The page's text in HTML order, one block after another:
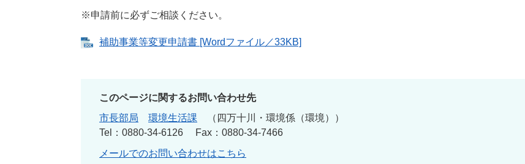
※申請前に必ずご相談ください。
補助事業等変更申請書 [Wordファイル／33KB]
このページに関するお問い合わせ先
市長部局
環境生活課
四万十川・環境係（環境）
Tel：0880-34-6126
Fax：0880-34-7466
メールでのお問い合わせはこちら